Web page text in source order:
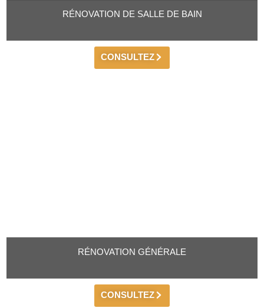
RÉNOVATION DE SALLE DE BAIN
CONSULTEZ
RÉNOVATION GÉNÉRALE
CONSULTEZ